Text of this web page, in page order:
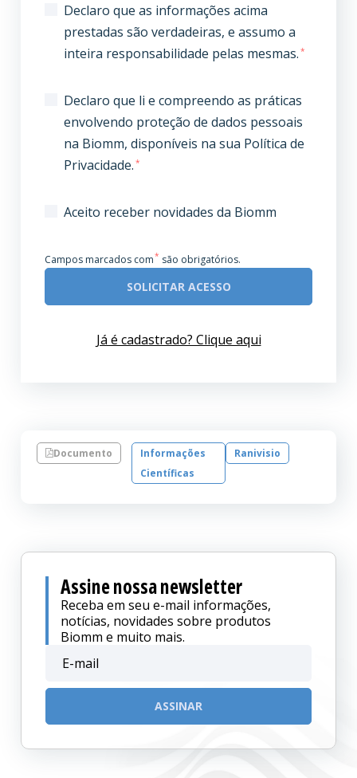
Declaro que as informações acima
prestadas são verdadeiras, e assumo a
inteira responsabilidade pelas mesmas.*
Declaro que li e compreendo as práticas
envolvendo proteção de dados pessoais
na Biomm, disponíveis na sua Política de
Privacidade.*
Aceito receber novidades da Biomm
Campos marcados com* são obrigatórios.
SOLICITAR ACESSO
Já é cadastrado? Clique aqui
Documento
Informações
Científicas
Ranivisio
Assine nossa newsletter
Receba em seu e-mail informações,
notícias, novidades sobre produtos
Biomm e muito mais.